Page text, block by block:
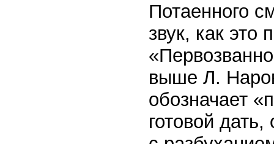
Потаенного
звук, как это
выше Л.
обозначает
готовой